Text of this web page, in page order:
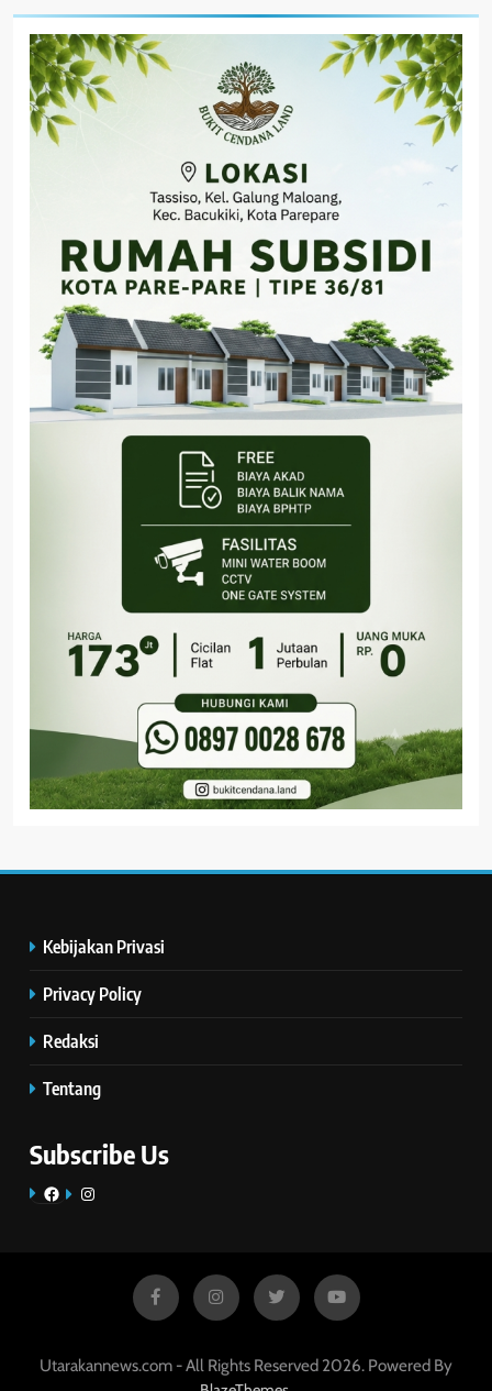
Kebijakan Privasi
Privacy Policy
Redaksi
Tentang
Subscribe Us
FacebookInstagram
Utarakannews.com - All Rights Reserved 2026. Powered By